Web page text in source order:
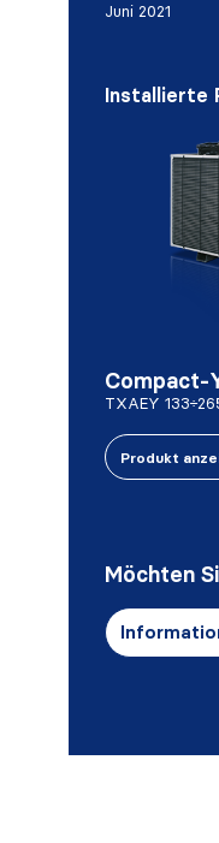
Juni 2021
Installierte
Compact-
TXAEY
Produkt
Möchten